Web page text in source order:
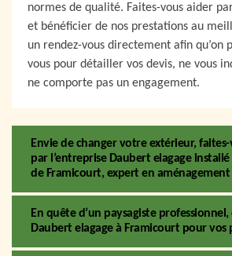
normes de qualité. Faites-vous aider
et bénéficier de nos prestations au
un rendez-vous directement afin qu’on
vous pour détailler vos devis, ne vous
ne comporte pas un engagement.
Envie de changer votre extérieur,
par l’entreprise Daubert elagage
de Framicourt, expert en aménagement
En quête d’un paysagiste
Daubert elagage à Framicourt pour vos